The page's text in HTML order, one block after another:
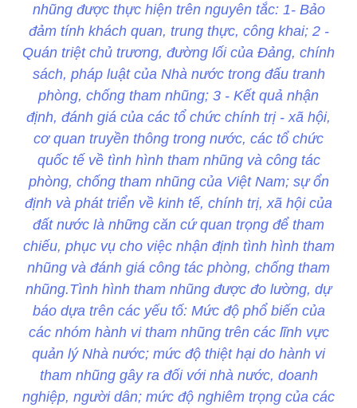
nhũng được thực hiện trên nguyên tắc: 1- Bảo
đảm tính khách quan, trung thực, công khai; 2 -
Quán triệt chủ trương, đường lối của Đảng, chính
sách, pháp luật của Nhà nước trong đấu tranh
phòng, chống tham nhũng; 3 - Kết quả nhận
định, đánh giá của các tổ chức chính trị - xã hội,
cơ quan truyền thông trong nước, các tổ chức
quốc tế về tình hình tham nhũng và công tác
phòng, chống tham nhũng của Việt Nam; sự ổn
định và phát triển về kinh tế, chính trị, xã hội của
đất nước là những căn cứ quan trọng để tham
chiếu, phục vụ cho việc nhận định tình hình tham
nhũng và đánh giá công tác phòng, chống tham
nhũng.Tình hình tham nhũng được đo lường, dự
báo dựa trên các yếu tố: Mức độ phổ biến của
các nhóm hành vi tham nhũng trên các lĩnh vực
quản lý Nhà nước; mức độ thiệt hại do hành vi
tham nhũng gây ra đối với nhà nước, doanh
nghiệp, người dân; mức độ nghiêm trọng của các